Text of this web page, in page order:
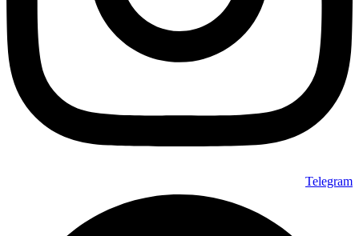
Telegram